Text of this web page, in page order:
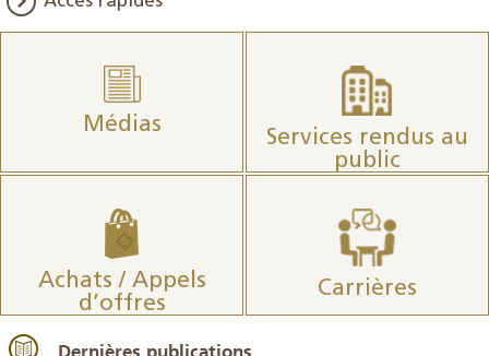
Médias
Services rendus au
public
Achats / Appels
d’offres
Carrières
Dernières publications